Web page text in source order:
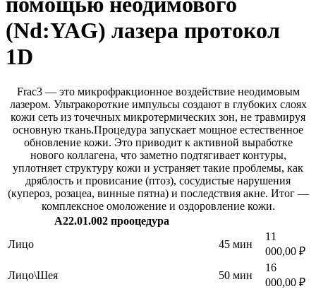
(Nd:YAG) лазера протокол
1D
Frac3 — это микрофракционное воздействие неодимовым
лазером. Ультракороткие импульсы создают в глубоких слоях
кожи сеть из точечных микротермических зон, не травмируя
основную ткань.Процедура запускает мощное естественное
обновление кожи. Это приводит к активной выработке
нового коллагена, что заметно подтягивает контуры,
уплотняет структуру кожи и устраняет такие проблемы, как
дряблость и провисание (птоз), сосудистые нарушения
(купероз, розацеа, винные пятна) и последствия акне. Итог —
комплексное омоложение и оздоровление кожи.
А22.01.002 прооцедура
Лицо
45 мин
11
000,00 ₽
Лицо\Шея
50 мин
16
000,00 ₽